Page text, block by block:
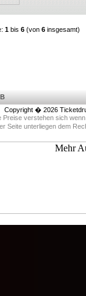
1 bis 6 (von 6 insgesamt)
Copyright � 2026
Preise verstehen sich
Seite unterliegen dem